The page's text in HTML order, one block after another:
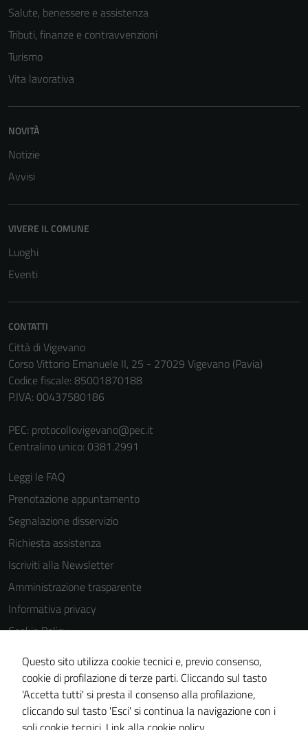
Salute, benessere e assistenza
Tributi, finanze e contravvenzioni
Turismo
Vita lavorativa
NOVITÀ
Notizie
Avvisi
VIVERE IL COMUNE
Luoghi
Eventi
CONTATTI
Città di Vigevano
Corso Vittorio Emanuele II, 25 - 27029 Vigevano (Pavia)
Codice fiscale: 85001870188
P.IVA: 00437580186
PEC: protocollovigevano@pec.it
Centralino unico: 0381.2991
Leggi le FAQ
Prenotazione appuntamento
Segnalazione disservizio
Richiesta assistenza
Iscriviti alla Newsletter
Amministrazione trasparente
Informativa privacy
Cookie Policy
Media policy
Note legali
Dichiarazione di accessibilità
Piano di miglioramento del sito
Questo sito utilizza cookie tecnici e, previo consenso,
cookie di profilazione di terze parti. Cliccando sul tasto
'Accetta tutti' si presta il consenso alla profilazione,
cliccando sul tasto 'Esci' si continua la navigazione con i
Tecnici
Questi cookie